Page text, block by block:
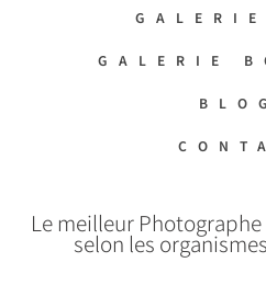
GALERIE
Le meilleur
selon les